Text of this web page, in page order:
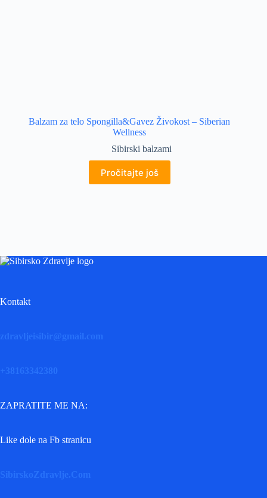
Balzam za telo Spongilla&Gavez Živokost – Siberian
Wellness
Sibirski balzami
Pročitajte još
Kontakt
zdravljeisibir@gmail.com
+38163342380
ZAPRATITE ME NA:
Like dole na Fb stranicu
SibirskoZdravlje.Com